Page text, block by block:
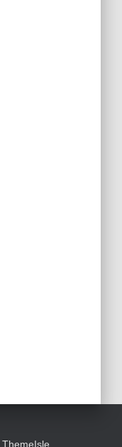
ThemeIsle